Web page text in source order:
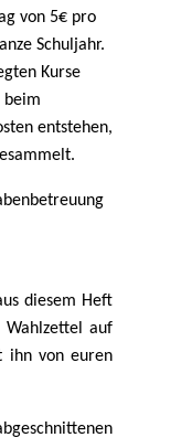
von 5€ pro
Schuljahr.
Kurse
beim
entstehen,
diesem Heft
auf
ihn von euren